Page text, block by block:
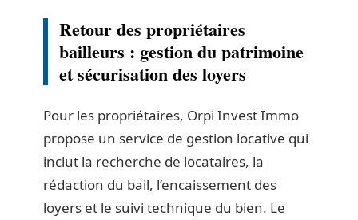
Retour des propriétaires
bailleurs : gestion du patrimoine
et sécurisation des loyers
Pour les propriétaires, Orpi Invest Immo
propose un service de gestion locative qui
inclut la recherche de locataires, la
rédaction du bail, l’encaissement des
loyers et le suivi technique du bien. Le